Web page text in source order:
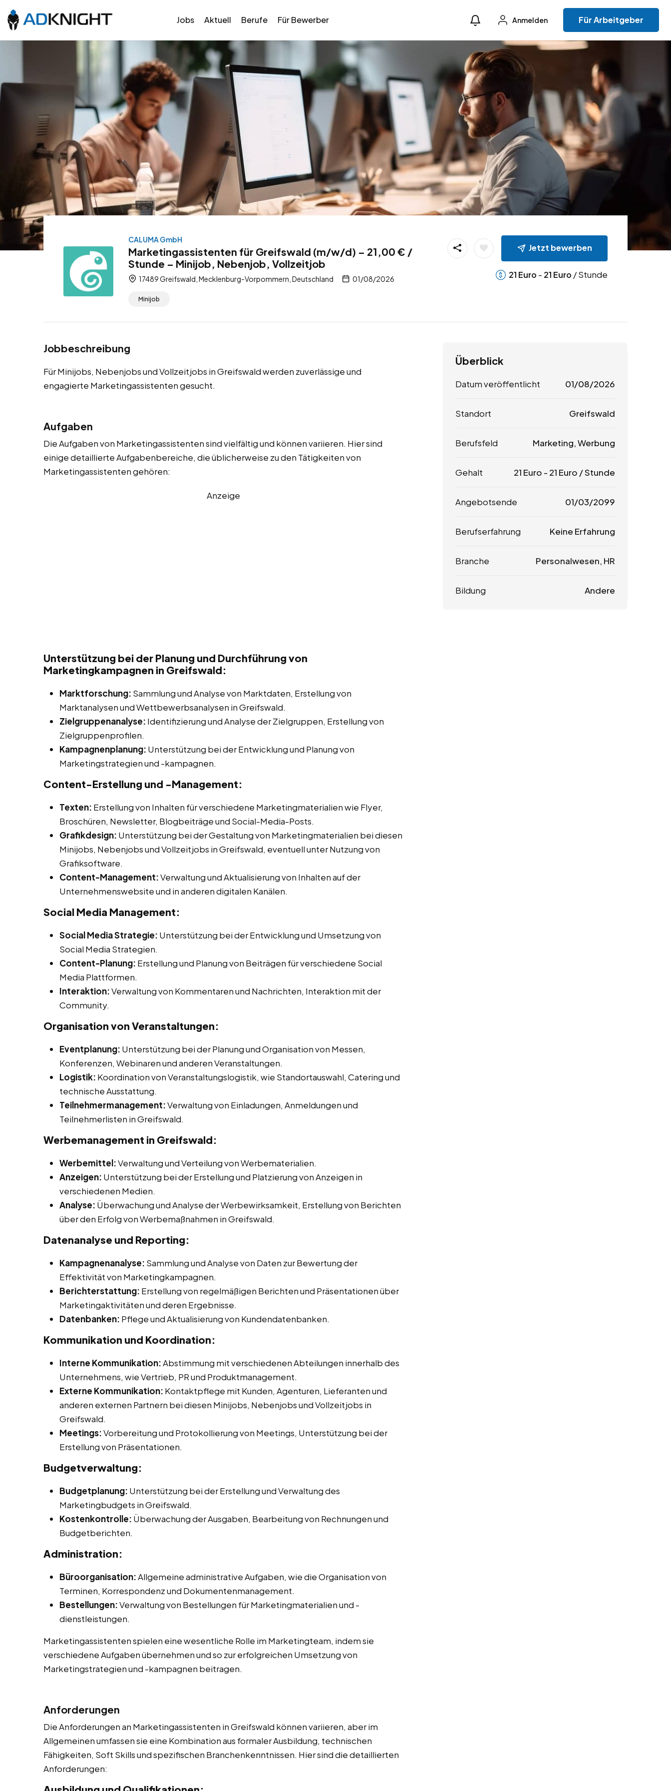
Jobs Aktuell Berufe Für Bewerber Anmelden Für Arbeitgeber
CALUMA GmbH
Marketingassistenten für Greifswald (m/w/d) – 21,00 € /
Stunde – Minijob, Nebenjob, Vollzeitjob
17489 Greifswald, Mecklenburg-Vorpommern, Deutschland 01/08/2026
Minijob
Jetzt bewerben
21 Euro - 21 Euro / Stunde
Jobbeschreibung
Für Minijobs, Nebenjobs und Vollzeitjobs in Greifswald werden zuverlässige und
engagierte Marketingassistenten gesucht.
Aufgaben
Die Aufgaben von Marketingassistenten sind vielfältig und können variieren. Hier sind
einige detaillierte Aufgabenbereiche, die üblicherweise zu den Tätigkeiten von
Marketingassistenten gehören:
Anzeige
Unterstützung bei der Planung und Durchführung von
Marketingkampagnen in Greifswald:
Marktforschung: Sammlung und Analyse von Marktdaten, Erstellung von
Marktanalysen und Wettbewerbsanalysen in Greifswald.
Zielgruppenanalyse: Identifizierung und Analyse der Zielgruppen, Erstellung von
Zielgruppenprofilen.
Kampagnenplanung: Unterstützung bei der Entwicklung und Planung von
Marketingstrategien und -kampagnen.
Content-Erstellung und -Management:
Texten: Erstellung von Inhalten für verschiedene Marketingmaterialien wie Flyer,
Broschüren, Newsletter, Blogbeiträge und Social-Media-Posts.
Grafikdesign: Unterstützung bei der Gestaltung von Marketingmaterialien bei diesen
Minijobs, Nebenjobs und Vollzeitjobs in Greifswald, eventuell unter Nutzung von
Grafiksoftware.
Content-Management:Verwaltung und Aktualisierung von Inhalten auf der
Unternehmenswebsite und in anderen digitalen Kanälen.
Social Media Management:
Social Media Strategie: Unterstützung bei der Entwicklung und Umsetzung von
Social Media Strategien.
Content-Planung: Erstellung und Planung von Beiträgen für verschiedene Social
Media Plattformen.
Interaktion:Verwaltung von Kommentaren und Nachrichten, Interaktion mit der
Community.
Organisation von Veranstaltungen:
Eventplanung: Unterstützung bei der Planung und Organisation von Messen,
Konferenzen, Webinaren und anderen Veranstaltungen.
Logistik: Koordination von Veranstaltungslogistik, wie Standortauswahl, Catering und
technische Ausstattung.
Teilnehmermanagement:Verwaltung von Einladungen, Anmeldungen und
Teilnehmerlisten in Greifswald.
Werbemanagement in Greifswald:
Werbemittel:Verwaltung und Verteilung von Werbematerialien.
Anzeigen: Unterstützung bei der Erstellung und Platzierung von Anzeigen in
verschiedenen Medien.
Analyse: Überwachung und Analyse der Werbewirksamkeit, Erstellung von Berichten
über den Erfolg von Werbemaßnahmen in Greifswald.
Datenanalyse und Reporting:
Kampagnenanalyse: Sammlung und Analyse von Daten zur Bewertung der
Effektivität von Marketingkampagnen.
Berichterstattung: Erstellung von regelmäßigen Berichten und Präsentationen über
Marketingaktivitäten und deren Ergebnisse.
Datenbanken: Pflege und Aktualisierung von Kundendatenbanken.
Kommunikation und Koordination:
Interne Kommunikation:Abstimmung mit verschiedenen Abteilungen innerhalb des
Unternehmens, wie Vertrieb, PR und Produktmanagement.
Externe Kommunikation: Kontaktpflege mit Kunden, Agenturen, Lieferanten und
anderen externen Partnern bei diesen Minijobs, Nebenjobs und Vollzeitjobs in
Greifswald.
Meetings:Vorbereitung und Protokollierung von Meetings, Unterstützung bei der
Erstellung von Präsentationen.
Budgetverwaltung:
Budgetplanung: Unterstützung bei der Erstellung und Verwaltung des
Marketingbudgets in Greifswald.
Kostenkontrolle: Überwachung der Ausgaben, Bearbeitung von Rechnungen und
Budgetberichten.
Administration:
Büroorganisation:Allgemeine administrative Aufgaben, wie die Organisation von
Terminen, Korrespondenz und Dokumentenmanagement.
Bestellungen:Verwaltung von Bestellungen für Marketingmaterialien und -
dienstleistungen.
Marketingassistenten spielen eine wesentliche Rolle im Marketingteam, indem sie
verschiedene Aufgaben übernehmen und so zur erfolgreichen Umsetzung von
Marketingstrategien und -kampagnen beitragen.
Anforderungen
Die Anforderungen an Marketingassistenten in Greifswald können variieren, aber im
Allgemeinen umfassen sie eine Kombination aus formaler Ausbildung, technischen
Fähigkeiten, Soft Skills und spezifischen Branchenkenntnissen. Hier sind die detaillierten
Anforderungen:
Überblick
Datum veröffentlicht 01/08/2026
Standort Greifswald
Berufsfeld Marketing, Werbung
Gehalt 21 Euro - 21 Euro / Stunde
Angebotsende 01/03/2099
Berufserfahrung Keine Erfahrung
Branche Personalwesen, HR
Bildung Andere